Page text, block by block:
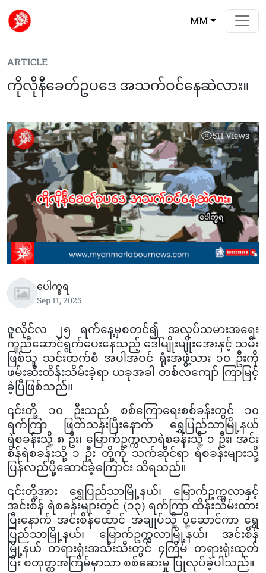
MM
ARTICLE
ကိုလိုနီခေတ်ဥပဒေ အသက်ဝင်နေဆဲလား။
511Views
ပေါက္ခရ
Sep 11, 2025
ဇူလိုင်လ ၂၅ ရက်နေ့မှစတင်၍ အလုပ်သမားအရေး
ကူညီဆောင်ရွက်ပေးနေသည့် ဒေါ်မျိုးမျိုးအေးနှင့် သမီး
ဖြစ်သူ သင်းထက်စံ အပါအဝင် ရုံးအဖွဲ့သား ၁၀ ဦးကို
ဖမ်းဆီးထိန်းသိမ်းခဲ့ရာ ယခုအခါ တစ်လကျော် ကြာမြင့်
ခဲ့ပြီဖြစ်သည်။
၎င်းတို့ ၁၀ ဦးသည် စစ်ကြောရေးစစ်ခန်းတွင် ၁၀
ရက်ကြာ ဖြတ်သန်းပြီးနောက် ရွှေပြည်သာမြို့နယ်
ရဲစခန်းသို့ ၈ ဦး၊ မြောက်ဥက္ကလာရဲစခန်းသို့ ၁ ဦး၊ အင်း
စိန်ရဲစခန်းသို့ ၁ ဦး တို့ကို သက်ဆိုင်ရာ ရဲစခန်းများသို့
ပြန်လည်ပို့ဆောင်ခဲ့ကြောင်း သိရသည်။
၎င်းတို့အား ရွှေပြည်သာမြို့နယ်၊ မြောက်ဥက္ကလာနှင့်
အင်းစိန် ရဲစခန်းများတွင် (၁၃) ရက်ကြာ ထိန်းသိမ်းထား
ပြီးနောက် အင်းစိန်ထောင် အချုပ်သို့ ပို့ဆောင်ကာ ရွှေ
ပြည်သာမြို့နယ်၊ မြောက်ဥက္ကလာမြို့နယ်၊ အင်းစိန်
မြို့နယ် တရားရုံးအသီးသီးတွင် ၄ကြိမ် တရားရုံးထုတ်
ပြီး စတုတ္ထအကြိမ်မှာသာ စစ်ဆေးမှု ပြုလုပ်ခဲ့ပါသည်။